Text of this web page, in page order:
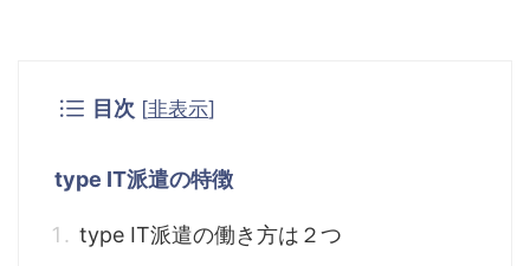
目次 [非表示]
type IT派遣の特徴
type IT派遣の働き方は２つ